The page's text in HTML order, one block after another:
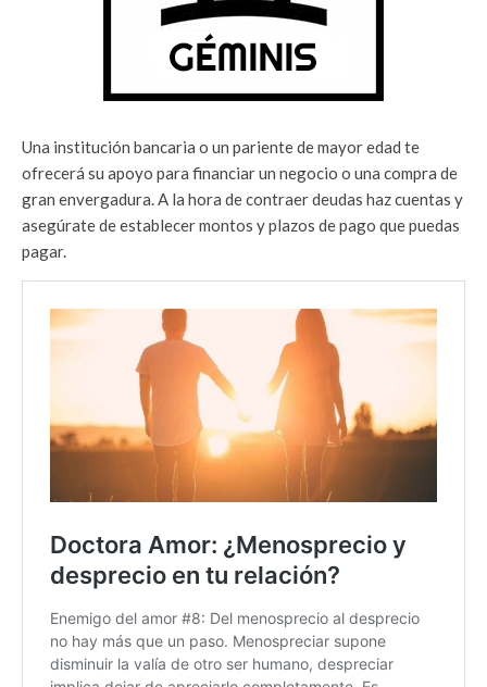
Una institución bancaria o un pariente de mayor edad te
ofrecerá su apoyo para financiar un negocio o una compra de
gran envergadura. A la hora de contraer deudas haz cuentas y
asegúrate de establecer montos y plazos de pago que puedas
pagar.